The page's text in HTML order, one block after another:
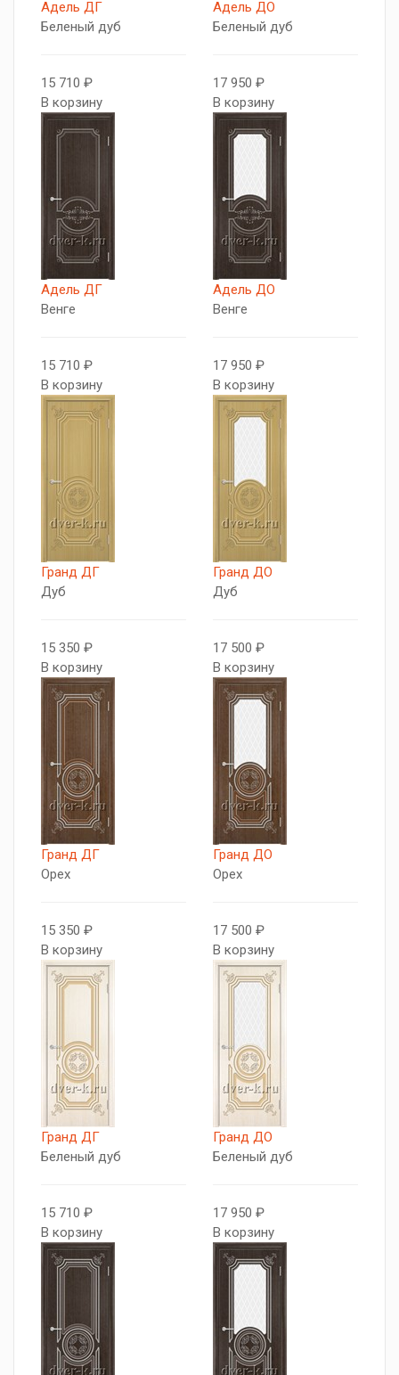
Адель ДГ
Беленый дуб
15 710 ₽
В корзину
Адель ДО
Беленый дуб
17 950 ₽
В корзину
Адель ДГ
Венге
15 710 ₽
В корзину
Адель ДО
Венге
17 950 ₽
В корзину
Гранд ДГ
Дуб
15 350 ₽
В корзину
Гранд ДО
Дуб
17 500 ₽
В корзину
Гранд ДГ
Орех
15 350 ₽
В корзину
Гранд ДО
Орех
17 500 ₽
В корзину
Гранд ДГ
Беленый дуб
15 710 ₽
В корзину
Гранд ДО
Беленый дуб
17 950 ₽
В корзину